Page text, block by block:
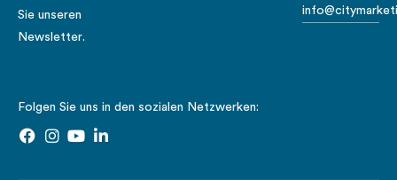
Sie unseren
Newsletter.
Folgen Sie uns in den sozialen Netzwerken: